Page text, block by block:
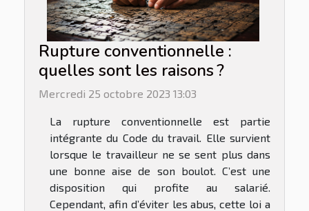
Rupture conventionnelle :
quelles sont les raisons ?
Mercredi 25 octobre 2023 13:03
La rupture conventionnelle est partie
intégrante du Code du travail. Elle survient
lorsque le travailleur ne se sent plus dans
une bonne aise de son boulot. C’est une
disposition qui profite au salarié.
Cependant, afin d’éviter les abus, cette loi a